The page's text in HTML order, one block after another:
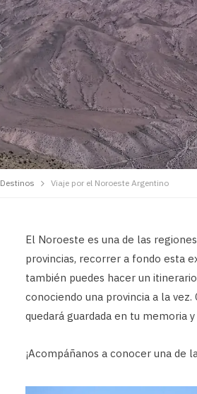
Destinos Viaje por el Noroeste Argentino
El Noroeste es una de las
provincias, recorrer a fondo esta
también puedes hacer un
conociendo una provincia a la vez.
quedará guardada en tu memoria
¡Acompáñanos a conocer una de